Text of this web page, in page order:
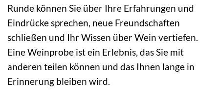
Runde können Sie über Ihre Erfahrungen und
Eindrücke sprechen, neue Freundschaften
schließen und Ihr Wissen über Wein vertiefen.
Eine Weinprobe ist ein Erlebnis, das Sie mit
anderen teilen können und das Ihnen lange in
Erinnerung bleiben wird.